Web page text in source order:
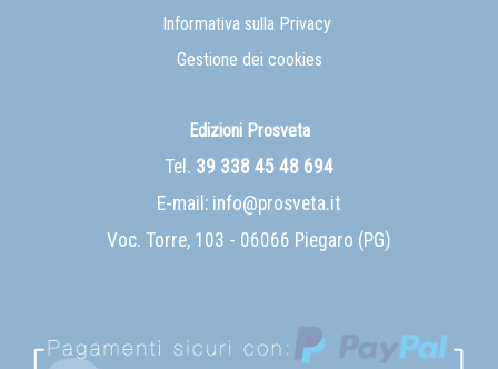
Informativa sulla Privacy
Gestione dei cookies
Edizioni Prosveta
Tel. 39 338 45 48 694
E-mail: info@prosveta.it
Voc. Torre, 103 - 06066 Piegaro (PG)